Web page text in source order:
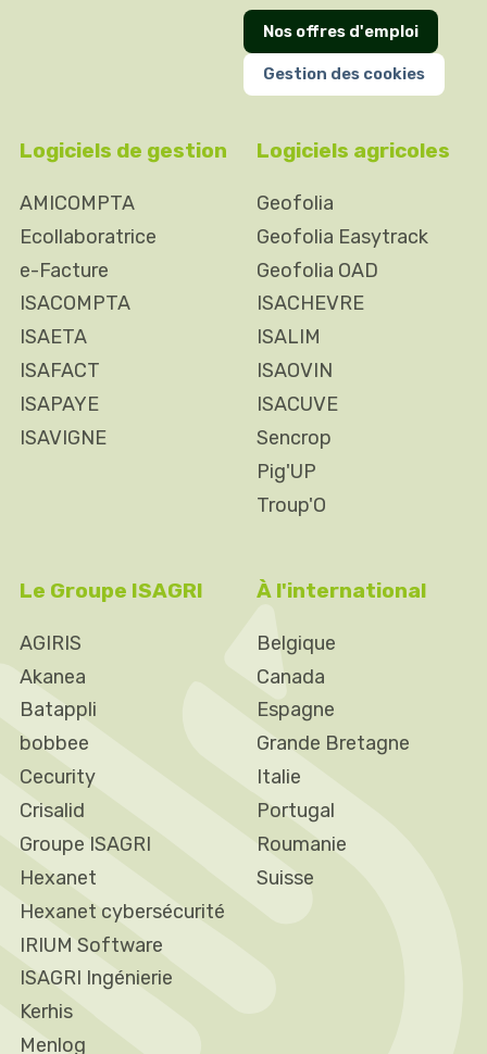
Nos offres d'emploi
Gestion des cookies
Logiciels de gestion
AMICOMPTA
Ecollaboratrice
e-Facture
ISACOMPTA
ISAETA
ISAFACT
ISAPAYE
ISAVIGNE
Logiciels agricoles
Geofolia
Geofolia Easytrack
Geofolia OAD
ISACHEVRE
ISALIM
ISAOVIN
ISACUVE
Sencrop
Pig'UP
Troup'O
Le Groupe ISAGRI
AGIRIS
Akanea
Batappli
bobbee
Cecurity
Crisalid
Groupe ISAGRI
Hexanet
Hexanet cybersécurité
IRIUM Software
ISAGRI Ingénierie
Kerhis
Menlog
À l'international
Belgique
Canada
Espagne
Grande Bretagne
Italie
Portugal
Roumanie
Suisse